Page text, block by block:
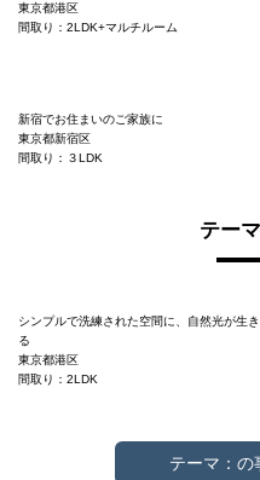
東京都港区
間取り：2LDK+マルチルーム
新宿でお住まいのご家族に
東京都新宿区
間取り：３LDK
テー
シンプルで洗練された空間に、自然光が生き
る
東京都港区
間取り：2LDK
テーマ：の